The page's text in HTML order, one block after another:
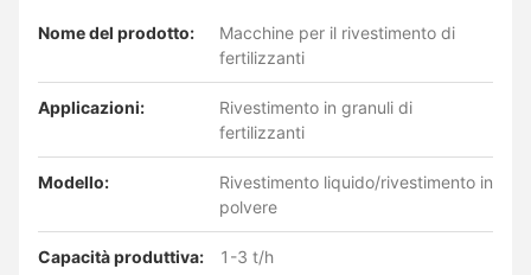
Nome del prodotto:
Macchine per il rivestimento di
fertilizzanti
Applicazioni:
Rivestimento in granuli di
fertilizzanti
Modello:
Rivestimento liquido/rivestimento in
polvere
Capacità produttiva: 1-3 t/h